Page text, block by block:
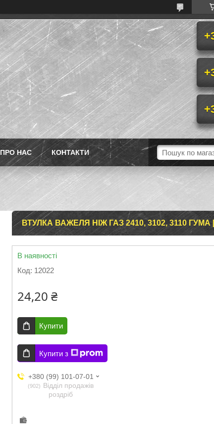
ПРО НАС КОНТАКТИ
ВТУЛКА ВАЖЕЛЯ НІЖ ГАЗ 2410, 3102, 3110 ГУМА
В наявності
Код: 12022
24,20 ₴
Купити
Купити з
+380 (99) 101-07-01
902
Відділ продажів
роздріб